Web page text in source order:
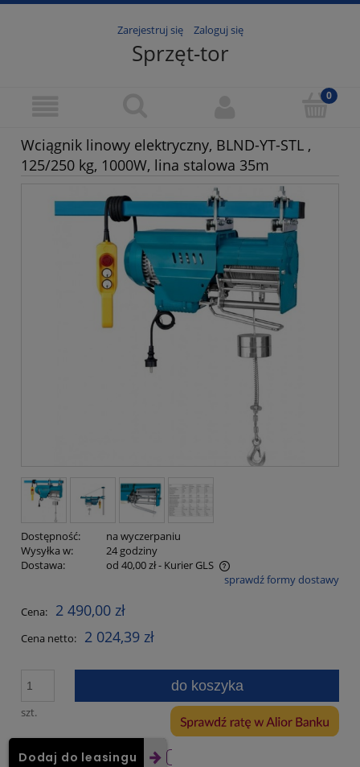
Zarejestruj się Zaloguj się
Sprzęt-tor
Wciągnik linowy elektryczny, BLND-YT-STL ,
125/250 kg, 1000W, lina stalowa 35m
Dostępność:
na wyczerpaniu
Wysyłka w:
24 godziny
Dostawa:
od 40,00 zł- Kurier GLS
Cena nie zawiera ewentualnych kosztów płatnościsprawdź formy dostawy
Cena: 2 490,00 zł
Cena netto: 2 024,39 zł
szt.
do koszyka
Dodaj do leasingu